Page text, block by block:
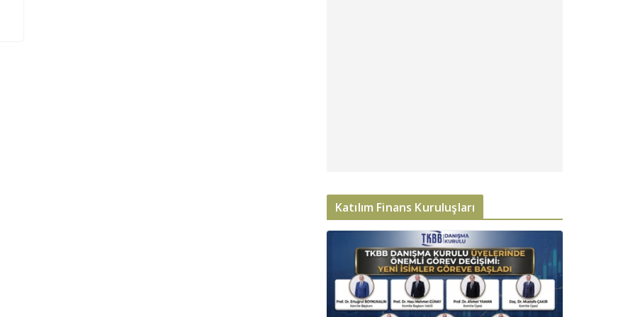
Katılım Finans Kuruluşları